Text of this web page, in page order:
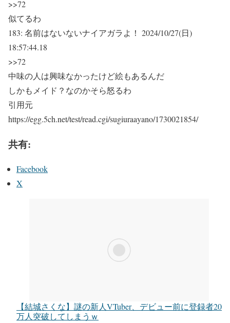
>>72
似てるわ
183: 名前はないないナイアガラよ！ 2024/10/27(日)
18:57:44.18
>>72
中味の人は興味なかったけど絵もあるんだ
しかもメイド？なのかそら怒るわ
引用元
https://egg.5ch.net/test/read.cgi/sugiuraayano/1730021854/
共有:
Facebook
X
【結城さくな】謎の新人VTuber、デビュー前に登録者20
万人突破してしまうｗ